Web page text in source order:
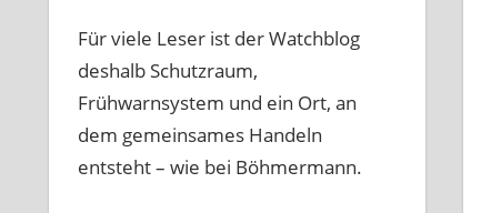
Für viele Leser ist der Watchblog
deshalb Schutzraum,
Frühwarnsystem und ein Ort, an
dem gemeinsames Handeln
entsteht – wie bei Böhmermann.